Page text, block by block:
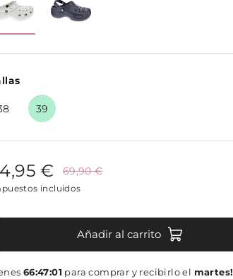
39
€ 69,90 €
incluidos
Añadir al carrito
66:47:00 para comprar y recibirlo elmartes!